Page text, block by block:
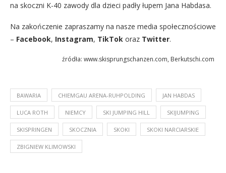
na skoczni K-40 zawody dla dzieci padły łupem Jana Habdasa.
Na zakończenie zapraszamy na nasze media społecznościowe
– Facebook, Instagram, TikTok oraz Twitter.
źródła: www.skisprungschanzen.com, Berkutschi.com
BAWARIA CHIEMGAU ARENA-RUHPOLDING JAN HABDAS
LUCA ROTH NIEMCY SKI JUMPING HILL SKIJUMPING
SKISPRINGEN SKOCZNIA SKOKI SKOKI NARCIARSKIE
ZBIGNIEW KLIMOWSKI